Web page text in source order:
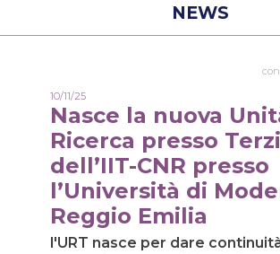
NEWS
10/11/25
Nasce la nuova
Ricerca presso Terzi
dell’IIT-CNR presso
l’Università di
Reggio Emilia
l'URT nasce per dare